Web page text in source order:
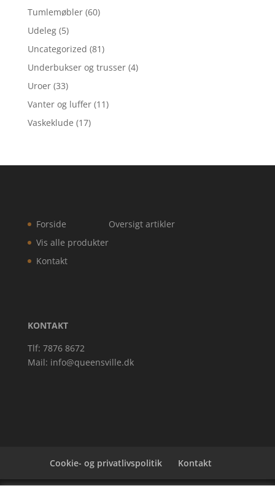
Tumlemøbler (60)
Udeleg (5)
Uncategorized (81)
Underbukser og trusser (4)
Uroer (33)
Vanter og luffer (11)
Vaskeklude (17)
Forside
Vis alle produkter
Kontakt
Oversigt artikler
KONTAKT
Tlf: 7876 8672
Mail: info@queensville.dk
Cookie- og privatlivspolitik Kontakt